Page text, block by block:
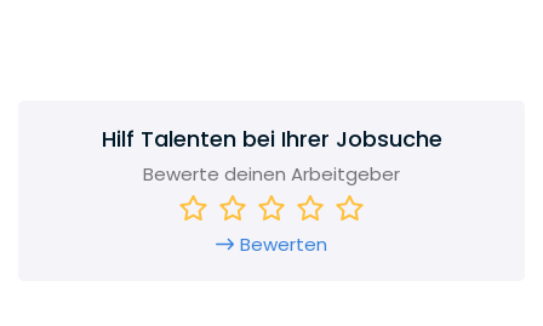
Hilf Talenten bei Ihrer Jobsuche
Bewerte deinen Arbeitgeber
Bewerten